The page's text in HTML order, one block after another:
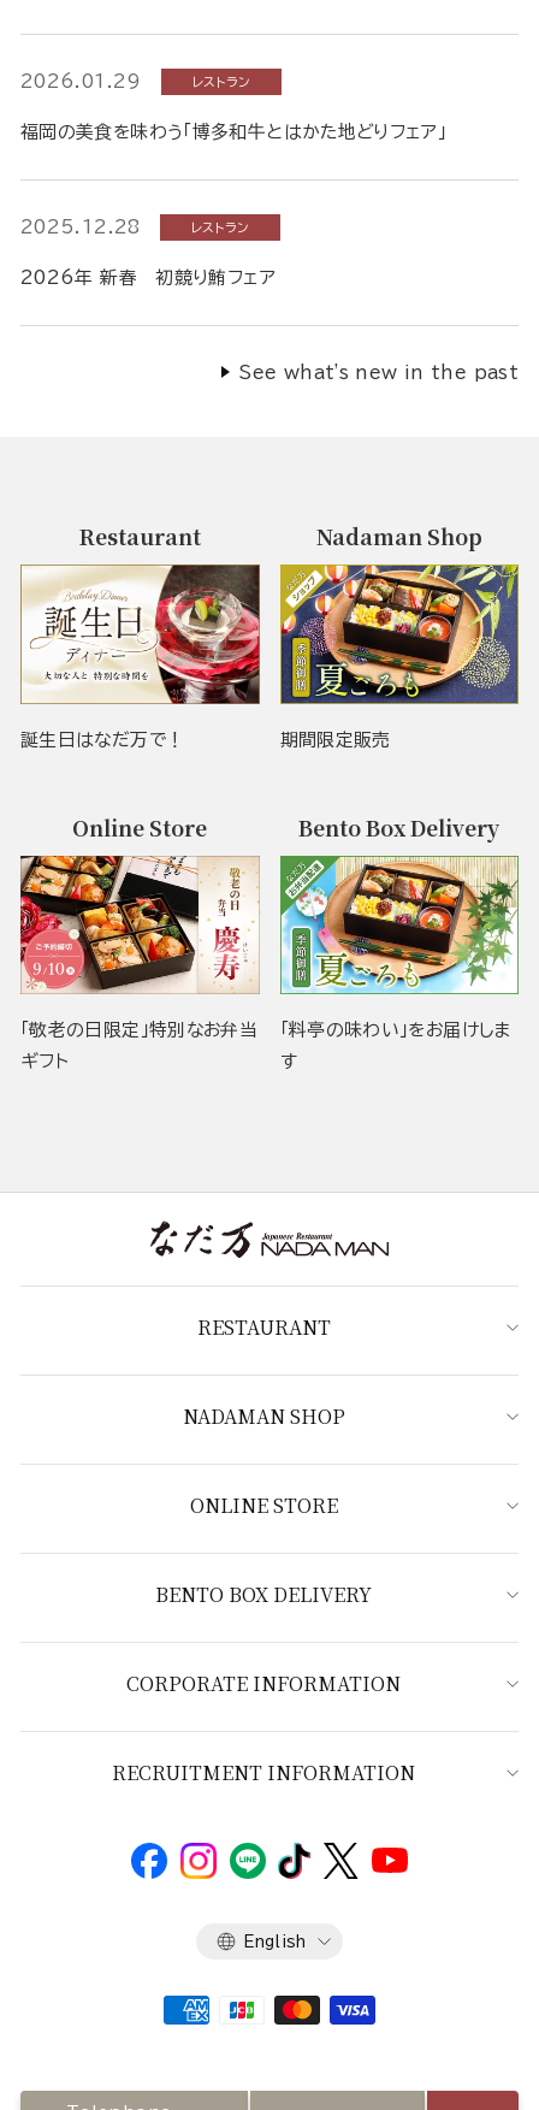
2026.01.29 レストラン
福岡の美食を味わう「博多和牛とはかた地どりフェア」
2025.12.28 レストラン
2026年 新春 初競り鮪フェア
See what's new in the past
Restaurant
誕生日はなだ万で！
Nadaman Shop
期間限定販売
Online Store
「敬老の日限定」特別なお弁当
ギフト
Bento Box Delivery
「料亭の味わい」をお届けしま
す
RESTAURANT
NADAMAN SHOP
ONLINE STORE
BENTO BOX DELIVERY
CORPORATE INFORMATION
RECRUITMENT INFORMATION
Language
English